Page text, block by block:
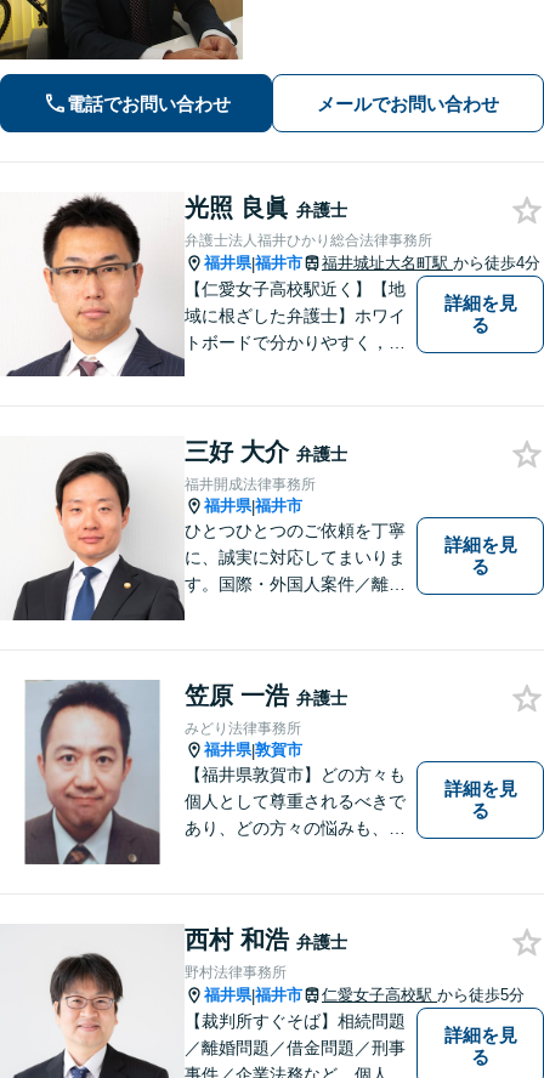
直通電話｜事前予約で夜間・休日可】
【完全個室】
電話でお問い合わせ メールでお問い合わせ
光照 良眞 弁護士
弁護士法人福井ひかり総合法律事務所
福井県|福井市 福井城址大名町駅 から徒歩4分
【仁愛女子高校駅近く】【地
域に根ざした弁護士】ホワイ
トボードで分かりやすく，納
幅広く対応可能。【明確な料
金体系】法律トラブルでお悩
むの方は、お気軽にご相談く
ださい。
詳細を見
る
三好 大介 弁護士
福井開成法律事務所
福井県|福井市
ひとつひとつのご依頼を丁寧
に、誠実に対応してまいりま
す。国際・外国人案件／離
故／刑事弁護・犯罪被害者な
ど、幅広く対応可能。お気軽
にご相談ください。
詳細を見
る
笠原 一浩 弁護士
みどり法律事務所
福井県|敦賀市
【福井県敦賀市】どの方々も
個人として尊重されるべきで
あり、どの方々の悩みも、そ
識の壁も越えて、解決が図ら
れる必要があります。
詳細を見
る
西村 和浩 弁護士
野村法律事務所
福井県|福井市 仁愛女子高校駅 から徒歩5分
【裁判所すぐそば】相続問題
／離婚問題／借金問題／刑事
詳細を見
る